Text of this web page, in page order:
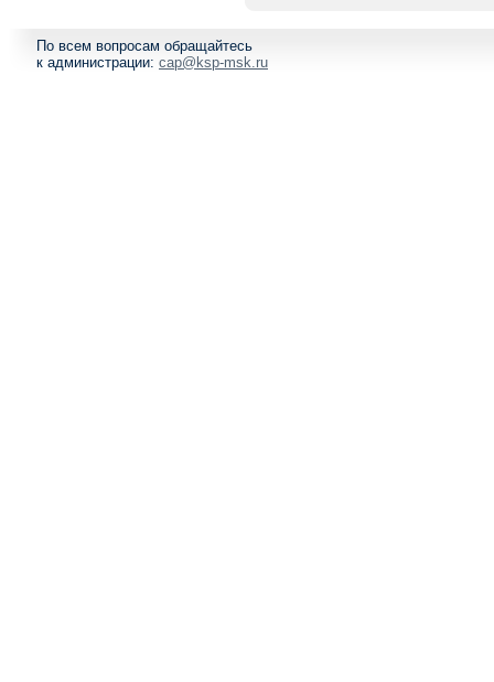
По всем вопросам обращайтесь
к администрации: cap@ksp-msk.ru